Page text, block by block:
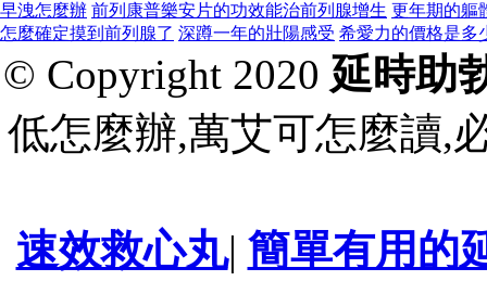
早洩怎麼辦 前列康普樂安片的功效能治前列腺增生 更年期的軀
怎麼確定摸到前列腺了 深蹲一年的壯陽感受 希愛力的價格是多
© Copyright 2020 延時助
低怎麼辦,萬艾可怎麼讀,
速效救心丸| 簡單有用的